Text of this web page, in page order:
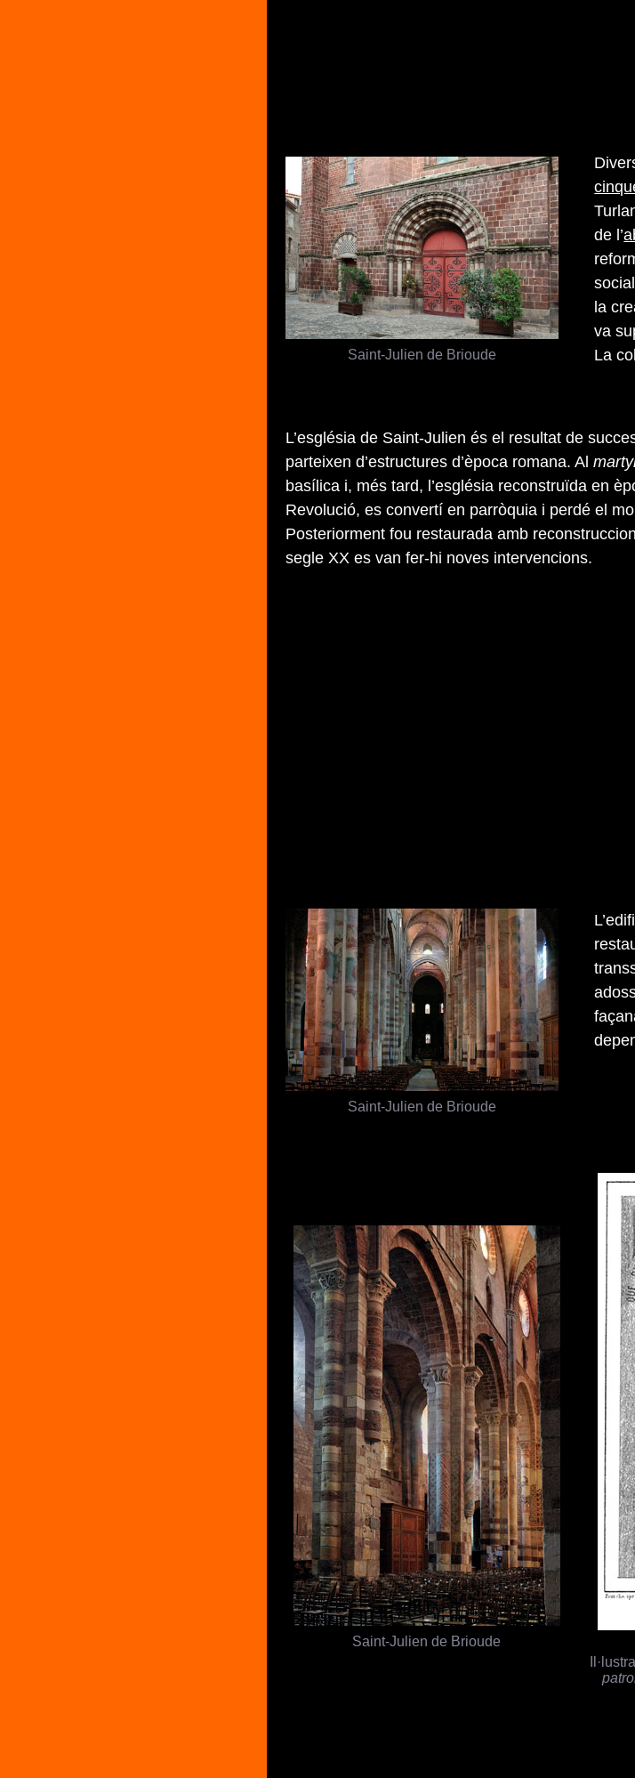
Saint-Julien de Brioude
de l’
la
va
La
L’església de Saint-Julien és el resultat de
parteixen d’estructures d’època romana. Al
basílica i, més tard, l’església reconstruïda en
Revolució, es convertí en parròquia i perdé el
Posteriorment fou restaurada amb
segle XX es van fer-hi noves intervencions.
Saint-Julien de Brioude
Saint-Julien de Brioude